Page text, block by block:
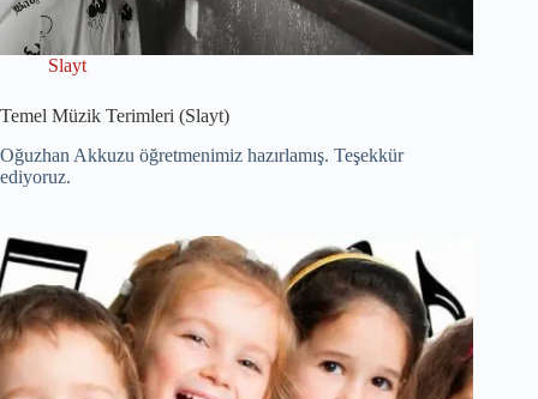
Slayt
Temel Müzik Terimleri (Slayt)
Oğuzhan Akkuzu öğretmenimiz hazırlamış. Teşekkür
ediyoruz.